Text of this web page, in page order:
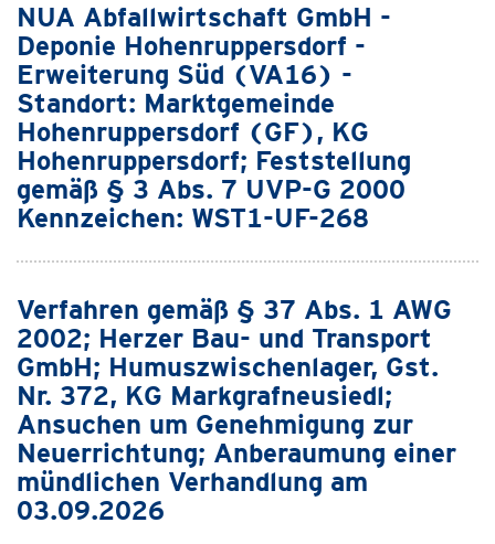
NUA Abfallwirtschaft GmbH -
Deponie Hohenruppersdorf -
Erweiterung Süd (VA16) -
Standort: Marktgemeinde
Hohenruppersdorf (GF), KG
Hohenruppersdorf; Feststellung
gemäß § 3 Abs. 7 UVP-G 2000
Kennzeichen: WST1-UF-268
Verfahren gemäß § 37 Abs. 1 AWG
2002; Herzer Bau- und Transport
GmbH; Humuszwischenlager, Gst.
Nr. 372, KG Markgrafneusiedl;
Ansuchen um Genehmigung zur
Neuerrichtung; Anberaumung einer
mündlichen Verhandlung am
03.09.2026